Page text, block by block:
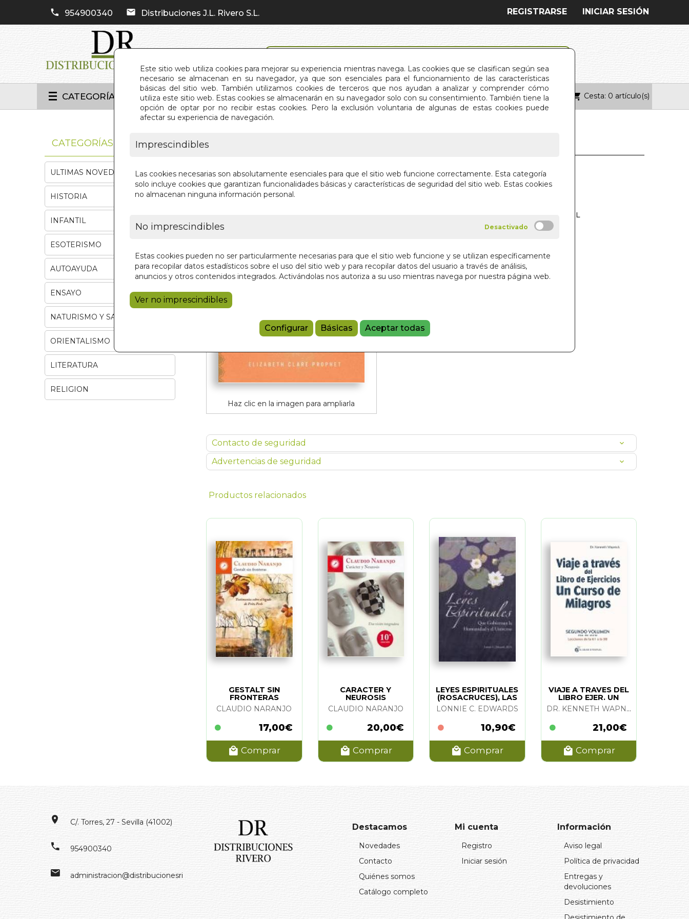
Este sitio web utiliza cookies para mejorar su experiencia mientras navega. Las cookies que se clasifican según sea
necesario se almacenan en su navegador, ya que son esenciales para el funcionamiento de las características
básicas del sitio web. También utilizamos cookies de terceros que nos ayudan a analizar y comprender cómo
utiliza este sitio web. Estas cookies se almacenarán en su navegador solo con su consentimiento. También tiene la
opción de optar por no recibir estas cookies. Pero la exclusión voluntaria de algunas de estas cookies puede
afectar su experiencia de navegación.
Imprescindibles
Las cookies necesarias son absolutamente esenciales para que el sitio web funcione correctamente. Esta categoría
solo incluye cookies que garantizan funcionalidades básicas y características de seguridad del sitio web. Estas cookies
no almacenan ninguna información personal.
No imprescindibles
Estas cookies pueden no ser particularmente necesarias para que el sitio web funcione y se utilizan específicamente
para recopilar datos estadísticos sobre el uso del sitio web y para recopilar datos del usuario a través de análisis,
anuncios y otros contenidos integrados. Activándolas nos autoriza a su uso mientras navega por nuestra página web.
Ver no imprescindibles
Configurar Básicas Aceptar todas
954900340 Distribuciones J.L. Rivero S.L. INICIAR SESIÓN
REGISTRARSE
CATEGORÍAS INICIO QUIÉNES SOMOS CONTACTO Cesta: 0 artículo(s)
Haz clic en la imagen para ampliarla
PAZ
SUMMIT UNIVERSITY PRESS ESPAÑOL
9,00 €
Añadir a la cesta
Contacto de seguridad
Advertencias de seguridad
Productos relacionados
GESTALT SIN
FRONTERAS
CLAUDIO NARANJO
17,00€
Comprar
CARACTER Y
NEUROSIS
CLAUDIO NARANJO
20,00€
Comprar
LEYES ESPIRITUALES
(ROSACRUCES), LAS
LONNIE C. EDWARDS
10,90€
Comprar
VIAJE A TRAVES DEL
LIBRO EJER. UN
CURSO MILAGROS
(VOL 2)
DR. KENNETH WAPNICK
21,00€
Comprar
CATEGORÍAS
ULTIMAS NOVEDADES
HISTORIA
INFANTIL
ESOTERISMO
AUTOAYUDA
ENSAYO
NATURISMO Y SALUD
ORIENTALISMO
LITERATURA
RELIGION
C/. Torres, 27 - Sevilla (41002)
954900340
administracion@distribucionesrivero.es
Destacamos
Novedades
Contacto
Quiénes somos
Catálogo completo
Mi cuenta
Registro
Iniciar sesión
Información
Aviso legal
Política de privacidad
Entregas y
devoluciones
Desistimiento